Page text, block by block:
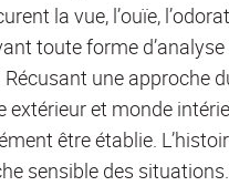
la vue, l’ouïe,
toute forme
une approche
et monde
être établie.
sensible des